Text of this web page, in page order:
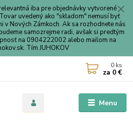
iba pre objednávky vytvorené
uvedený ako "skladom" nemusí byť
v Nových Zámkoch. Ak sa rozhodnete nás
samozrejme radi, avšak si predtým
na 0904222002 alebo mailom na
Tím JUHOKOV
Menu
0 ks
za 0 €